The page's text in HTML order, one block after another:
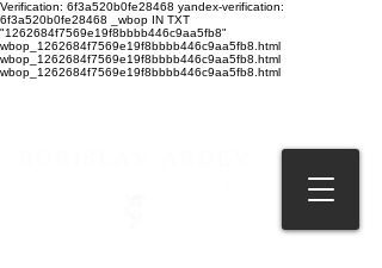
Verification: 6f3a520b0fe28468 yandex-verification:
6f3a520b0fe28468 _wbop IN TXT
"1262684f7569e19f8bbbb446c9aa5fb8"
wbop_1262684f7569e19f8bbbb446c9aa5fb8.html
wbop_1262684f7569e19f8bbbb446c9aa5fb8.html
wbop_1262684f7569e19f8bbbb446c9aa5fb8.html